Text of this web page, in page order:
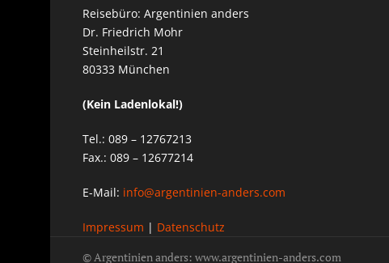
Reisebüro: Argentinien anders
Dr. Friedrich Mohr
Steinheilstr. 21
80333 München
(Kein Ladenlokal!)
Tel.: 089 – 12767213
Fax.: 089 – 12677214
E-Mail: info@argentinien-anders.com
Impressum | Datenschutz
© Argentinien anders: www.argentinien-anders.com